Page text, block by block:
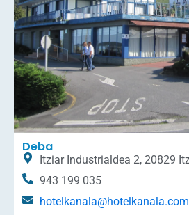
Deba
Itziar Industrialdea 2, 20829
943 199 035
hotelkanala@hotelkanala.com